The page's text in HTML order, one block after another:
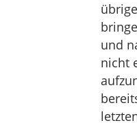
und
nicht